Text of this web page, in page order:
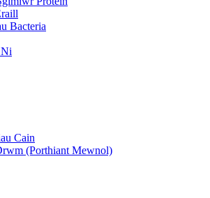
Bacteria
Cain
(Porthiant Mewnol)